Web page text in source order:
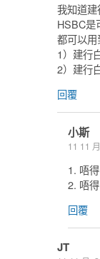
我知道
HSBC是
都可以用
1）建行
2）建行
回覆
小斯
11 11
1. 唔得
2. 唔得
回覆
JT